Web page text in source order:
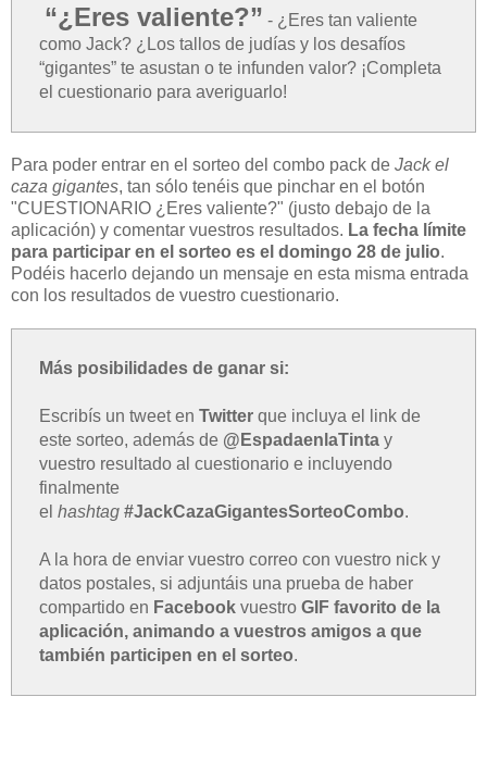
“¿Eres valiente?” - ¿Eres tan valiente
como Jack? ¿Los tallos de judías y los desafíos
“gigantes” te asustan o te infunden valor? ¡Completa
el cuestionario para averiguarlo!
Para poder entrar en el sorteo del combo pack de Jack el
caza gigantes, tan sólo tenéis que pinchar en el botón
"CUESTIONARIO ¿Eres valiente?" (justo debajo de la
aplicación) y comentar vuestros resultados. La fecha límite
para participar en el sorteo es el domingo 28 de julio.
Podéis hacerlo dejando un mensaje en esta misma entrada
con los resultados de vuestro cuestionario.
Más posibilidades de ganar si:
Escribís un tweet en Twitter que incluya el link de
este sorteo, además de @EspadaenlaTinta y
vuestro resultado al cuestionario e incluyendo
finalmente
el hashtag #JackCazaGigantesSorteoCombo.
A la hora de enviar vuestro correo con vuestro nick y
datos postales, si adjuntáis una prueba de haber
compartido en Facebook vuestro GIF favorito de la
aplicación, animando a vuestros amigos a que
también participen en el sorteo.